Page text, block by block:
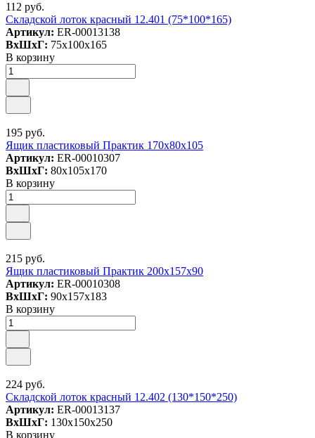
112 руб.
Складской лоток красный 12.401 (75*100*165)
Артикул: ER-00013138
ВxШxГ: 75x100x165
В корзину
195 руб.
Ящик пластиковый Практик 170x80x105
Артикул: ER-00010307
ВxШxГ: 80x105x170
В корзину
215 руб.
Ящик пластиковый Практик 200x157x90
Артикул: ER-00010308
ВxШxГ: 90x157x183
В корзину
224 руб.
Складской лоток красный 12.402 (130*150*250)
Артикул: ER-00013137
ВxШxГ: 130x150x250
В корзину